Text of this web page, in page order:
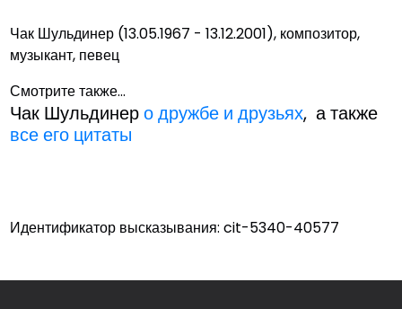
Чак Шульдинер (13.05.1967 - 13.12.2001), композитор,
музыкант, певец
Смотрите также...
Чак Шульдинеро дружбе и друзьях, а также
все его цитаты
Идентификатор высказывания: cit-5340-40577